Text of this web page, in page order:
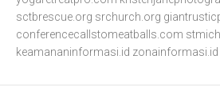
sctbrescue.org srchurch.org
conferencecallstomeatballs.com
keamananinformasi.id zonainformasi.id